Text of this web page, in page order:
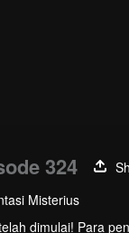
324
Misterius
dimulai! Para